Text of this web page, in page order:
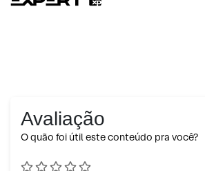
Avaliação
O quão foi útil este conteúdo pra você?